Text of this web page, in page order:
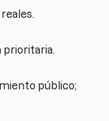
prioritaria.
público;